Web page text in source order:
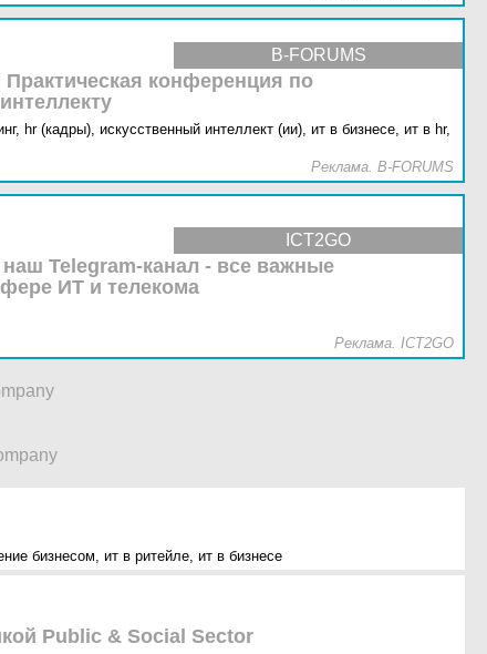
B-FORUMS
конференция по
hr (кадры), искусственный интеллект (ии), ит в бизнесе, ит в hr,
Реклама. B-FORUMS
ICT2GO
Telegram-канал - все важные
ИТ и телекома
Реклама. ICT2GO
бизнесом, ит в ритейле, ит в бизнесе
Public & Social Sector